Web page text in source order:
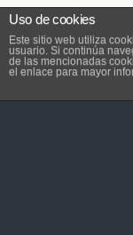
El
Uso de cookies
Este sitio web utiliza
usuario. Si continúa
de las mencionadas
el enlace para mayor